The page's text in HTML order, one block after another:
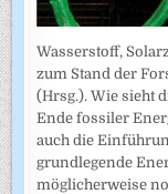
Wasserstoff,
zum Stand der
(Hrsg.). Wie sieht
Ende fossiler
auch die
grundlegende
möglicherweise